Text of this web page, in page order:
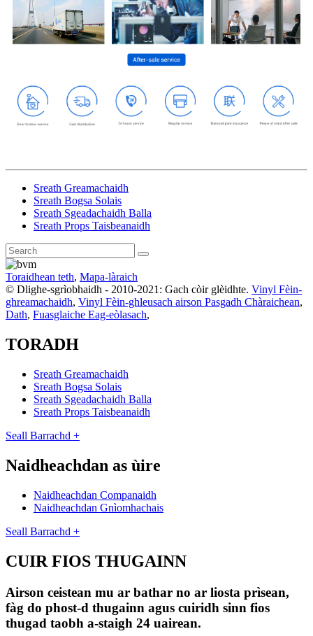
Sreath Greamachaidh
Sreath Bogsa Solais
Sreath Sgeadachaidh Balla
Sreath Props Taisbeanaidh
Toraidhean teth, Mapa-làraich
© Dlighe-sgrìobhaidh - 2010-2021: Gach còir glèidhte. Vinyl Fèin-
ghreamachaidh, Vinyl Fèin-ghleusach airson Pasgadh Chàraichean,
Dath, Fuasglaiche Eag-eòlasach,
TORADH
Sreath Greamachaidh
Sreath Bogsa Solais
Sreath Sgeadachaidh Balla
Sreath Props Taisbeanaidh
Seall Barrachd +
Naidheachdan as ùire
Naidheachdan Companaidh
Naidheachdan Gnìomhachais
Seall Barrachd +
CUIR FIOS THUGAINN
Airson ceistean mu ar bathar no ar liosta prìsean,
fàg do phost-d thugainn agus cuiridh sinn fios
thugad taobh a-staigh 24 uairean.